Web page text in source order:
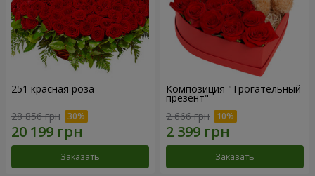
251 красная роза
28 856 грн
Заказать
Композиция "Трогательный
презент"
2 666 грн
Заказать